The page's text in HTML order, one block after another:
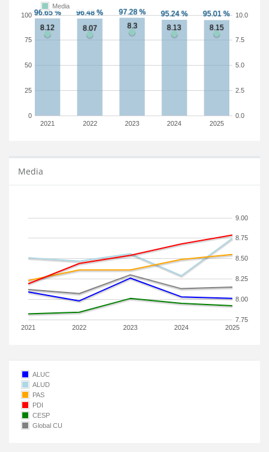
2021 2022 2023 2024 2025
0
25
50
75
100
0.0
2.5
5.0
7.5
10.0
Media
Media
2021 2022 2023 2024 2025
7.75
8.00
8.25
8.50
8.75
9.00
ALUC
ALUD
PAS
PDI
CESP
Global CU